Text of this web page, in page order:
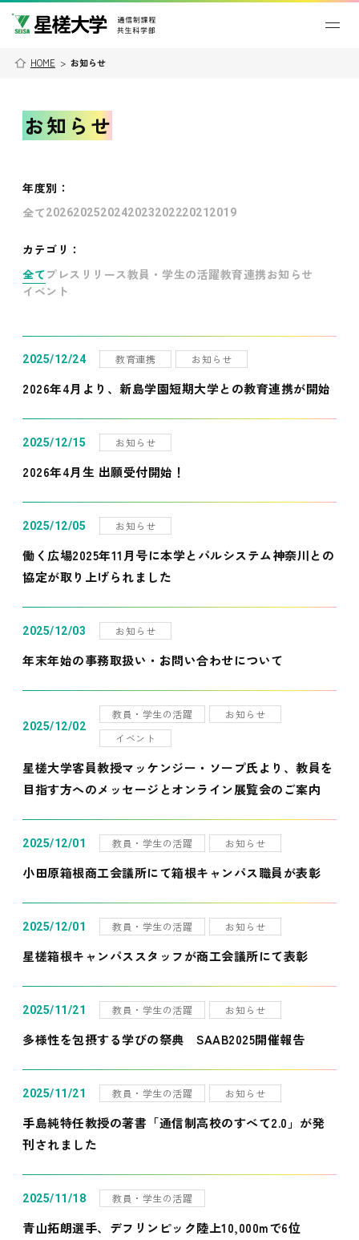
HOME > お知らせ
お知らせ
年度別 ：
全て202620252024202320222021 2019
カテゴリ：
全て プレスリリース教員・学生の活躍教育連携お知らせ
イベント
2025/12/24 教育連携 お知らせ
2026年4月より、新島学園短期大学との教育連携が開始
2025/12/15 お知らせ
2026年4月生 出願受付開始！
2025/12/05 お知らせ
働く広場2025年11月号に本学とパルシステム神奈川との
協定が取り上げられました
2025/12/03 お知らせ
年末年始の事務取扱い・お問い合わせについて
2025/12/02
教員・学生の活躍
お知らせ
イベント
星槎大学客員教授マッケンジー・ソープ氏より、教員を
目指す方へのメッセージとオンライン展覧会のご案内
2025/12/01 教員・学生の活躍 お知らせ
小田原箱根商工会議所にて箱根キャンパス職員が表彰
2025/12/01 教員・学生の活躍 お知らせ
星槎箱根キャンパススタッフが商工会議所にて表彰
2025/11/21 教員・学生の活躍 お知らせ
多様性を包摂する学びの祭典 SAAB2025開催報告
2025/11/21 教員・学生の活躍 お知らせ
手島純特任教授の著書「通信制高校のすべて2.0」が発
刊されました
2025/11/18 教員・学生の活躍
青山拓朗選手、デフリンピック陸上10,000mで6位